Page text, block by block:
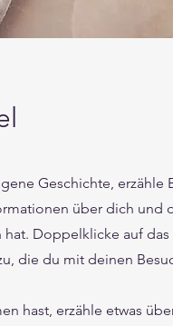
Geschichte, erzähle
über dich und
Doppelklicke auf
die du mit deinen
hast, erzähle etwas